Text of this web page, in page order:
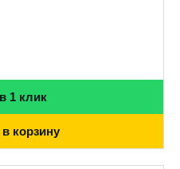
1 клик
корзину